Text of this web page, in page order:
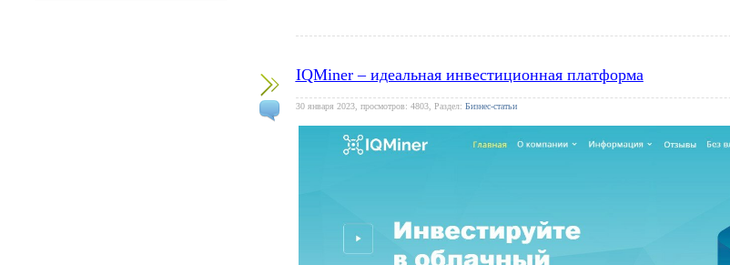
IQMiner – идеальная инвестиционная платформа
30 января 2023, просмотров: 4803, Раздел: Бизнес-статьи